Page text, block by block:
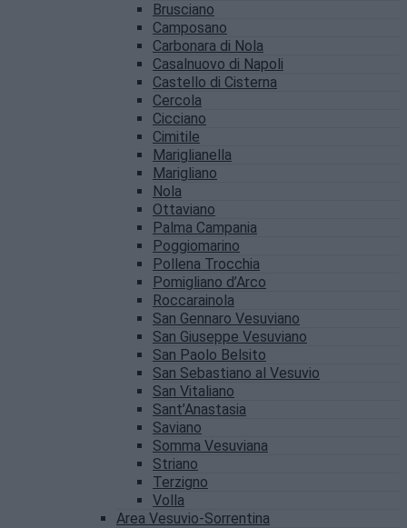
Brusciano
Camposano
Carbonara di Nola
Casalnuovo di Napoli
Castello di Cisterna
Cercola
Cicciano
Cimitile
Mariglianella
Marigliano
Nola
Ottaviano
Palma Campania
Poggiomarino
Pollena Trocchia
Pomigliano d’Arco
Roccarainola
San Gennaro Vesuviano
San Giuseppe Vesuviano
San Paolo Belsito
San Sebastiano al Vesuvio
San Vitaliano
Sant’Anastasia
Saviano
Somma Vesuviana
Striano
Terzigno
Volla
Area Vesuvio-Sorrentina